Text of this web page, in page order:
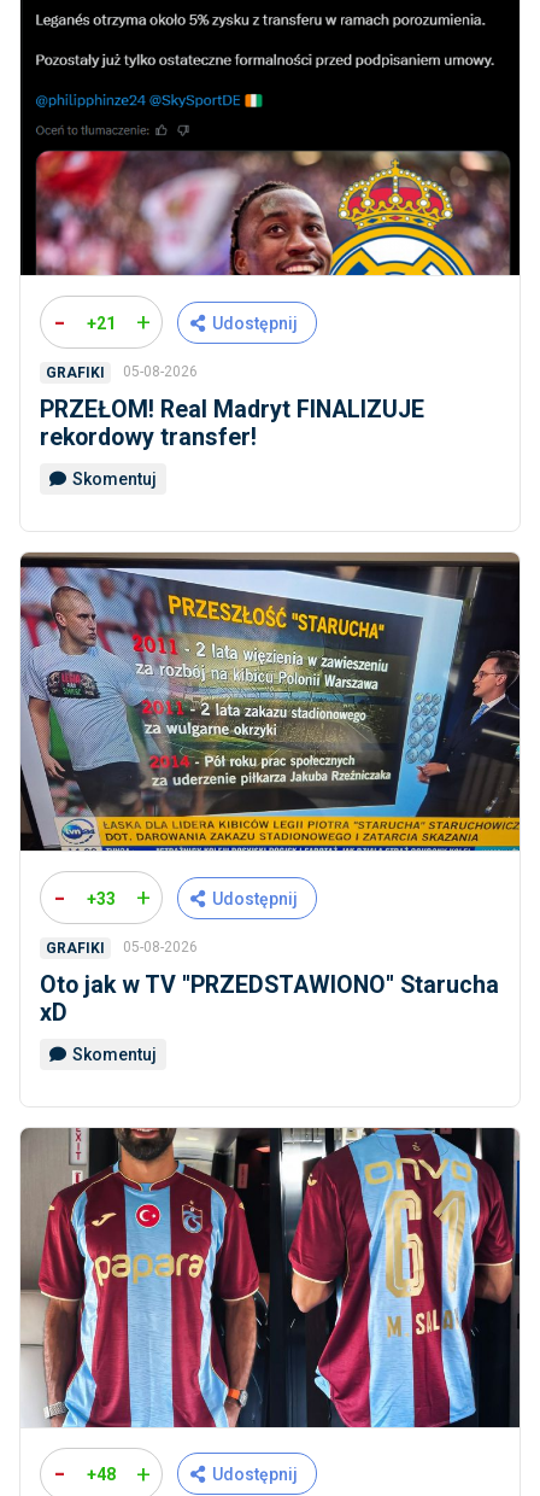
- +21 + Udostępnij
GRAFIKI 05-08-2026
PRZEŁOM! Real Madryt FINALIZUJE
rekordowy transfer!
Skomentuj
- +33 + Udostępnij
GRAFIKI 05-08-2026
Oto jak w TV ''PRZEDSTAWIONO'' Starucha
xD
Skomentuj
- +48 + Udostępnij